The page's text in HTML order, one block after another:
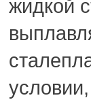
жидкой